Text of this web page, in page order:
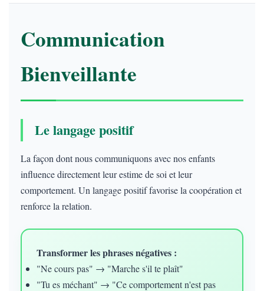
Communication
Bienveillante
Le langage positif
La façon dont nous communiquons avec nos enfants
influence directement leur estime de soi et leur
comportement. Un langage positif favorise la coopération et
renforce la relation.
Transformer les phrases négatives :
"Ne cours pas" → "Marche s'il te plaît"
"Tu es méchant" → "Ce comportement n'est pas